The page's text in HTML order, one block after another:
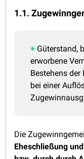
1.1.
Güterstand,
erworbene
Bestehens der
bei einer
Die
Eheschließung